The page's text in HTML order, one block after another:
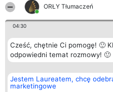
ORŁY Tłumaczeń
04:30
Cześć, chętnie Ci pomogę! 🙂
odpowiedni temat rozmowy! 🙂
Jestem Laureatem, chcę
marketingowe
Organizator plebiscytu
Bright Side Solutions sp. z o.
o. sp. k.